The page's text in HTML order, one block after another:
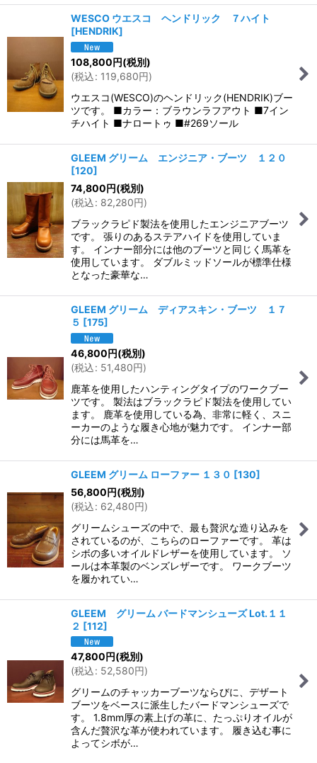
WESCO ウエスコ ヘンドリック ７ハイト
[HENDRIK]
108,800円(税別)
(税込: 119,680円)
ウエスコ(WESCO)のヘンドリック(HENDRIK)ブー
ツです。 ■カラー：ブラウンラフアウト ■7イン
チハイト ■ナロートゥ ■#269ソール
GLEEM グリーム エンジニア・ブーツ １２０
[120]
74,800円(税別)
(税込: 82,280円)
ブラックラピド製法を使用したエンジニアブーツ
です。 張りのあるステアハイドを使用していま
す。 インナー部分には他のブーツと同じく馬革を
使用しています。 ダブルミッドソールが標準仕様
となった豪華な…
GLEEM グリーム ディアスキン・ブーツ １７
５ [175]
46,800円(税別)
(税込: 51,480円)
鹿革を使用したハンティングタイプのワークブー
ツです。 製法はブラックラピド製法を使用してい
ます。 鹿革を使用している為、非常に軽く、スニ
ーカーのような履き心地が魅力です。 インナー部
分には馬革を…
GLEEM グリーム ローファー １３０ [130]
56,800円(税別)
(税込: 62,480円)
グリームシューズの中で、最も贅沢な造り込みを
されているのが、こちらのローファーです。 革は
シボの多いオイルドレザーを使用しています。 ソ
ールは本革製のベンズレザーです。 ワークブーツ
を履かれてい…
GLEEM グリーム バードマンシューズ Lot.１１
２ [112]
47,800円(税別)
(税込: 52,580円)
グリームのチャッカーブーツならびに、デザート
ブーツをベースに派生したバードマンシューズで
す。 1.8mm厚の素上げの革に、たっぷりオイルが
含んだ贅沢な革が使われています。 履き込む事に
よってシボが…